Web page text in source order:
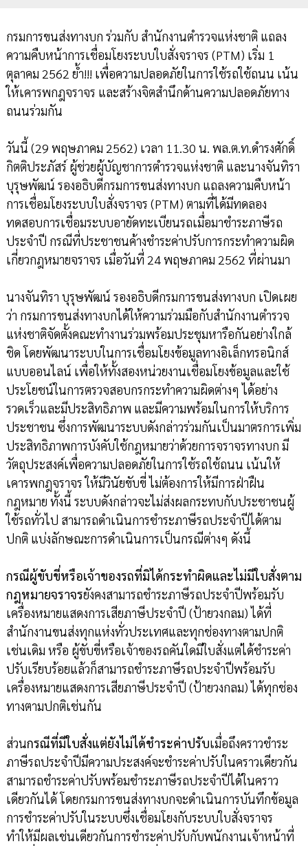
กรมการขนส่งทางบก ร่วมกับ สำนักงานตำรวจแห่งชาติ แถลง
ความคืบหน้าการเชื่อมโยงระบบใบสั่งจราจร (PTM) เริ่ม 1
ตุลาคม 2562 ย้ำ!!! เพื่อความปลอดภัยในการใช้รถใช้ถนน เน้น
ให้เคารพกฎจราจร และสร้างจิตสำนึกด้านความปลอดภัยทาง
ถนนร่วมกัน
วันนี้ (29 พฤษภาคม 2562) เวลา 11.30 น. พล.ต.ท.ดำรงศักดิ์
กิตติประภัสร์ ผู้ช่วยผู้บัญชาการตำรวจแห่งชาติ และนางจันทิรา
บุรุษพัฒน์ รองอธิบดีกรมการขนส่งทางบก แถลงความคืบหน้า
การเชื่อมโยงระบบใบสั่งจราจร (PTM) ตามที่ได้มีทดลอง
ทดสอบการเชื่อมระบบอายัดทะเบียนรถเมื่อมาชำระภาษีรถ
ประจำปี กรณีที่ประชาชนค้างชำระค่าปรับการกระทำความผิด
เกี่ยวกฎหมายจราจร เมื่อวันที่ 24 พฤษภาคม 2562 ที่ผ่านมา
นางจันทิรา บุรุษพัฒน์ รองอธิบดีกรมการขนส่งทางบก เปิดเผย
ว่า กรมการขนส่งทางบกได้ให้ความร่วมมือกับสำนักงานตำรวจ
แห่งชาติจัดตั้งคณะทำงานร่วมพร้อมประชุมหารือกันอย่างใกล้
ชิด โดยพัฒนาระบบในการเชื่อมโยงข้อมูลทางอิเล็กทรอนิกส์
แบบออนไลน์ เพื่อให้ทั้งสองหน่วยงานเชื่อมโยงข้อมูลและใช้
ประโยชน์ในการตรวจสอบกรกระทำความผิดต่างๆ ได้อย่าง
รวดเร็วและมีประสิทธิภาพ และมีความพร้อมในการให้บริการ
ประชาชน ซึ่งการพัฒนาระบบดังกล่าวร่วมกันเป็นมาตรการเพิ่ม
ประสิทธิภาพการบังคับใช้กฎหมายว่าด้วยการจราจรทางบก มี
วัตถุประสงค์เพื่อความปลอดภัยในการใช้รถใช้ถนน เน้นให้
เคารพกฎจราจร ให้มีวินัยขับขี่ ไม่ต้องการให้มีการฝ่าฝืน
กฎหมาย ทั้งนี้ ระบบดังกล่าวจะไม่ส่งผลกระทบกับประชาชนผู้
ใช้รถทั่วไป สามารถดำเนินการชำระภาษีรถประจำปีได้ตาม
ปกติ แบ่งลักษณะการดำเนินการเป็นกรณีต่างๆ ดังนี้
กรณีผู้ขับขี่หรือเจ้าของรถที่มิได้กระทำผิดและไม่มีใบสั่งตาม
กฎหมายจราจรยังคงสามารถชำระภาษีรถประจำปีพร้อมรับ
เครื่องหมายแสดงการเสียภาษีประจำปี (ป้ายวงกลม) ได้ที่
สำนักงานขนส่งทุกแห่งทั่วประเทศและทุกช่องทางตามปกติ
เช่นเดิม หรือ ผู้ขับขี่หรือเจ้าของรถคันใดมีใบสั่งแต่ได้ชำระค่า
ปรับเรียบร้อยแล้วก็สามารถชำระภาษีรถประจำปีพร้อมรับ
เครื่องหมายแสดงการเสียภาษีประจำปี (ป้ายวงกลม) ได้ทุกช่อง
ทางตามปกติเช่นกัน
ส่วนกรณีที่มีใบสั่งแต่ยังไม่ได้ชำระค่าปรับเมื่อถึงคราวชำระ
ภาษีรถประจำปีมีความประสงค์จะชำระค่าปรับในคราวเดียวกัน
สามารถชำระค่าปรับพร้อมชำระภาษีรถประจำปีได้ในคราว
เดียวกันได้ โดยกรมการขนส่งทางบกจะดำเนินการบันทึกข้อมูล
การชำระค่าปรับในระบบซึ่งเชื่อมโยงกับระบบใบสั่งจราจร
ทำให้มีผลเช่นเดียวกันการชำระค่าปรับกับพนักงานเจ้าหน้าที่